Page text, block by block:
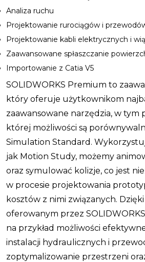
Analiza ruchu
Projektowanie rurociągów i
Projektowanie kabli elektrycznych i
Zaawansowane spłaszczanie
Importowanie z Catia V5
SOLIDWORKS Premium to
który oferuje użytkownikom
zaawansowane narzędzia, w tym
której możliwości są
Simulation Standard.
jak Motion Study, możemy
oraz symulować kolizje, co jest
w procesie projektowania
kosztów z nimi związanych.
oferowanym przez
na przykład możliwości
instalacji hydraulicznych i
zoptymalizowanie przestrzeni